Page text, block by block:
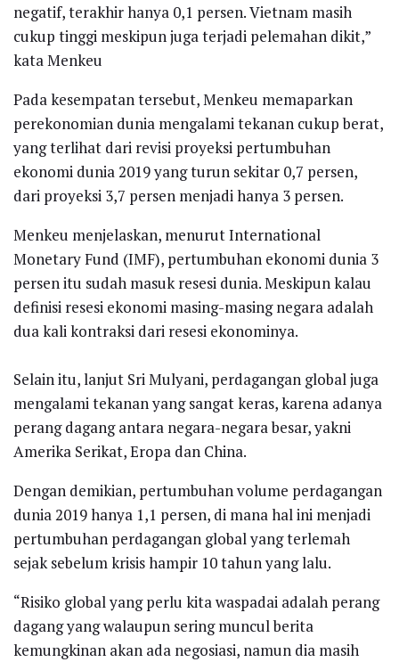
negatif, terakhir hanya 0,1 persen. Vietnam masih
cukup tinggi meskipun juga terjadi pelemahan dikit,”
kata Menkeu
Pada kesempatan tersebut, Menkeu memaparkan
perekonomian dunia mengalami tekanan cukup berat,
yang terlihat dari revisi proyeksi pertumbuhan
ekonomi dunia 2019 yang turun sekitar 0,7 persen,
dari proyeksi 3,7 persen menjadi hanya 3 persen.
Menkeu menjelaskan, menurut International
Monetary Fund (IMF), pertumbuhan ekonomi dunia 3
persen itu sudah masuk resesi dunia. Meskipun kalau
definisi resesi ekonomi masing-masing negara adalah
dua kali kontraksi dari resesi ekonominya.
Selain itu, lanjut Sri Mulyani, perdagangan global juga
mengalami tekanan yang sangat keras, karena adanya
perang dagang antara negara-negara besar, yakni
Amerika Serikat, Eropa dan China.
Dengan demikian, pertumbuhan volume perdagangan
dunia 2019 hanya 1,1 persen, di mana hal ini menjadi
pertumbuhan perdagangan global yang terlemah
sejak sebelum krisis hampir 10 tahun yang lalu.
“Risiko global yang perlu kita waspadai adalah perang
dagang yang walaupun sering muncul berita
kemungkinan akan ada negosiasi, namun dia masih